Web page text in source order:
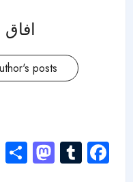
افاق
posts
Facebook
Tumblr